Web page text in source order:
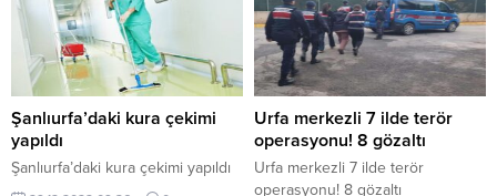
Şanlıurfa’daki kura çekimi
yapıldı
Şanlıurfa’daki kura çekimi yapıldı
Urfa merkezli 7 ilde terör
operasyonu! 8 gözaltı
Urfa merkezli 7 ilde terör
operasyonu! 8 gözaltı